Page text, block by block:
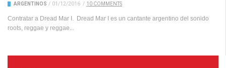
ARGENTINOS / 01/12/2016 / 10 COMMENTS
Contratar a Dread Mar I. Dread Mar I es un cantante argentino del sonido
roots, reggae y reggae...